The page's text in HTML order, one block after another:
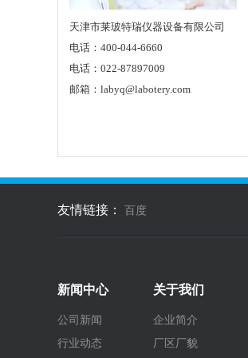
天津市莱玻特瑞仪器设备有限公司
电话：400-044-6660
电话：022-87897009
邮箱：labyq@labotery.com
友情链接： 百度
新闻中心
公司新闻
行业动态
关于我们
企业简介
厂区厂貌